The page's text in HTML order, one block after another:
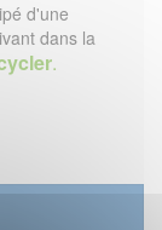
d'une
dans la
.